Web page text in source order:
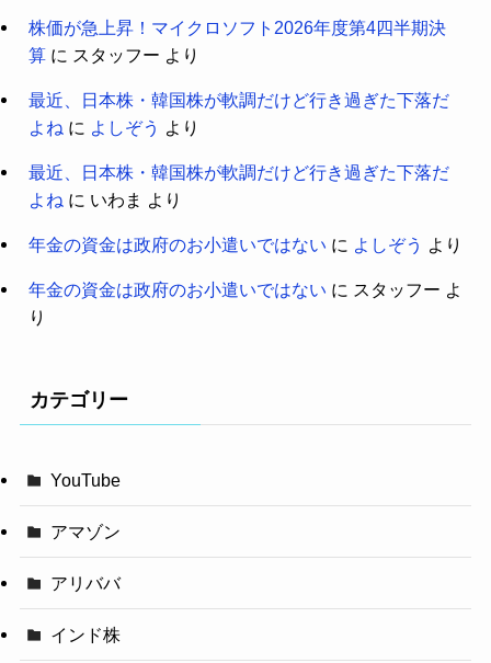
株価が急上昇！マイクロソフト2026年度第4四半期決
算に スタッフー より
最近、日本株・韓国株が軟調だけど行き過ぎた下落だ
よね に よしぞう より
最近、日本株・韓国株が軟調だけど行き過ぎた下落だ
よね に いわま より
年金の資金は政府のお小遣いではない に よしぞう より
年金の資金は政府のお小遣いではない に スタッフー よ
り
カテゴリー
YouTube
アマゾン
アリババ
インド株